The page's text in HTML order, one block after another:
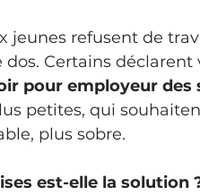
jeunes refusent de
Certains déclarent
pour employeur des
petites, qui
plus sobre.
est-elle la solution